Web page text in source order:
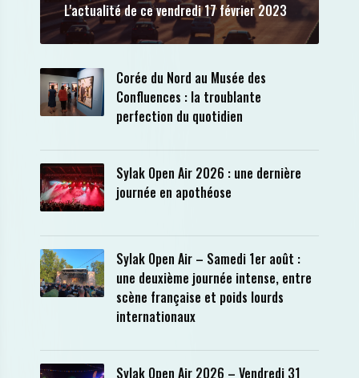
L'actualité de ce vendredi 17 février 2023
Corée du Nord au Musée des
Confluences : la troublante
perfection du quotidien
Sylak Open Air 2026 : une dernière
journée en apothéose
Sylak Open Air – Samedi 1er août :
une deuxième journée intense, entre
scène française et poids lourds
internationaux
Sylak Open Air 2026 – Vendredi 31